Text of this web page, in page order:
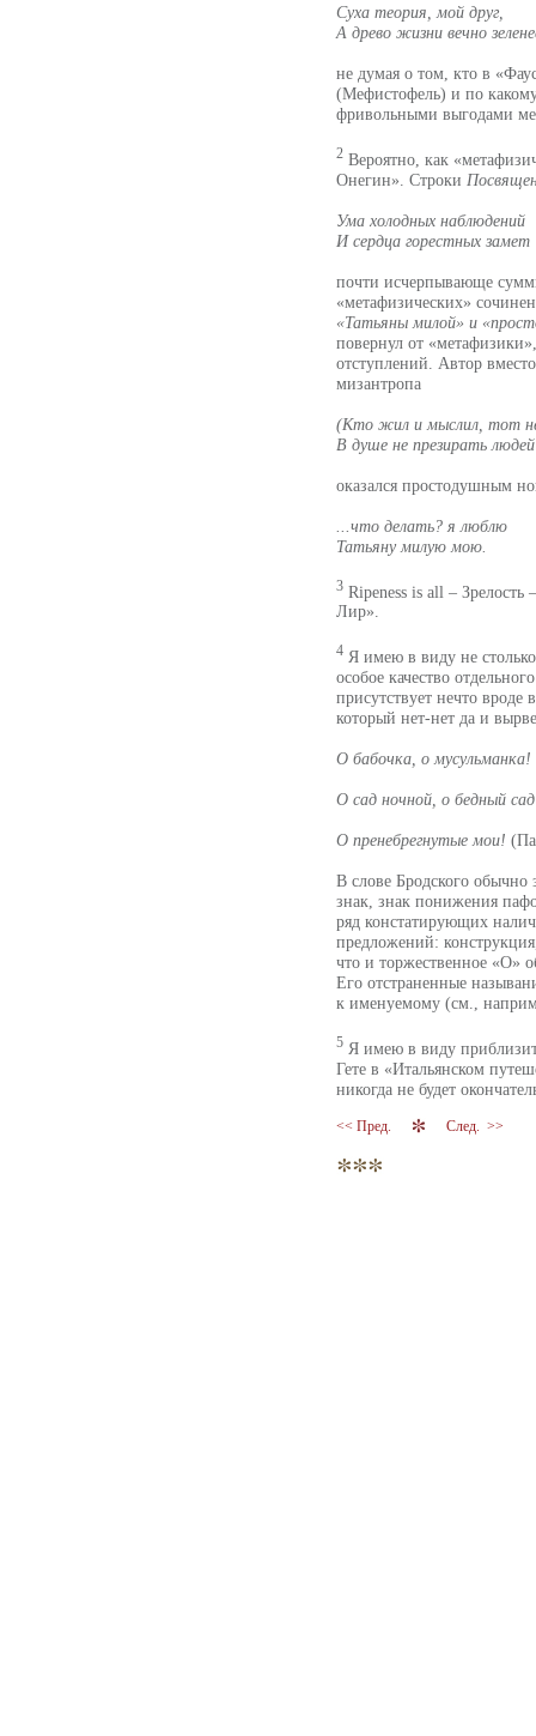
Суха теория, мой друг,
А древо жизни вечно
не думая о том, кто в
(Мефистофель) и по
фривольными выгодами
2 Вероятно, как
Онегин». Строки
Ума холодных наблюдений
И сердца горестных замет
почти исчерпывающе
«метафизических»
«Татьяны милой» и
повернул от
отступлений. Автор
мизантропа
(Кто жил и мыслил, тот
В душе не презирать
оказался простодушным
...что делать? я люблю
Татьяну милую мою.
3 Ripeness is all –
Лир».
4 Я имею в виду не
особое качество
присутствует нечто вроде
который нет-нет да и
О бабочка, о мусульманка!
О сад ночной, о бедный
О пренебрегнутые мои!
В слове Бродского обычно
знак, знак понижения
ряд констатирующих
предложений:
что и торжественное «О»
Его отстраненные
к именуемому (см.,
5 Я имею в виду
Гете в «Итальянском
никогда не будет
<< Пред. След. >>